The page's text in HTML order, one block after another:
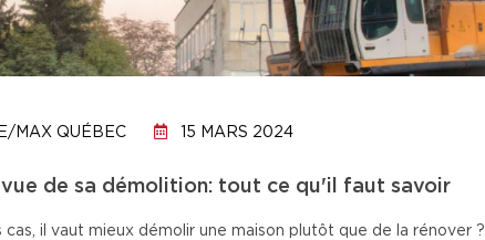
MAX QUÉBEC 15 MARS 2024
de sa démolition: tout ce qu'il faut savoir
il vaut mieux démolir une maison plutôt que de la rénover ?